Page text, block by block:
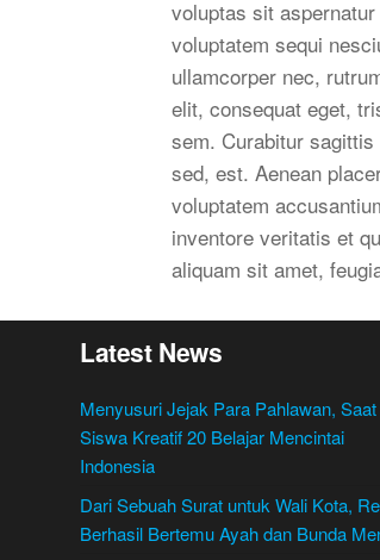
voluptas sit
voluptatem sequi
ullamcorper nec,
elit, consequat eget,
sem. Curabitur
sed, est. Aenean
voluptatem
inventore veritatis et
aliquam sit amet,
Latest News
Menyusuri Jejak Para Pahlawan, Saat
Siswa Kreatif 20 Belajar Mencintai
Indonesia
Dari Sebuah Surat untuk Wali Kota,
Berhasil Bertemu Ayah dan Bunda